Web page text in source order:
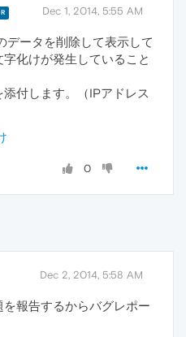
Dec 1, 2014, 5:55 AM
データを削除して表示して
化けが発生していること
付します。（IPアドレス
0
Dec 2, 2014, 5:58 AM
を報告するからバグレポー